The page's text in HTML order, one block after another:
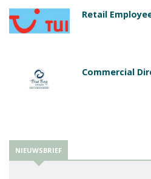
Retail
Commercial
NIEUWSBRIEF